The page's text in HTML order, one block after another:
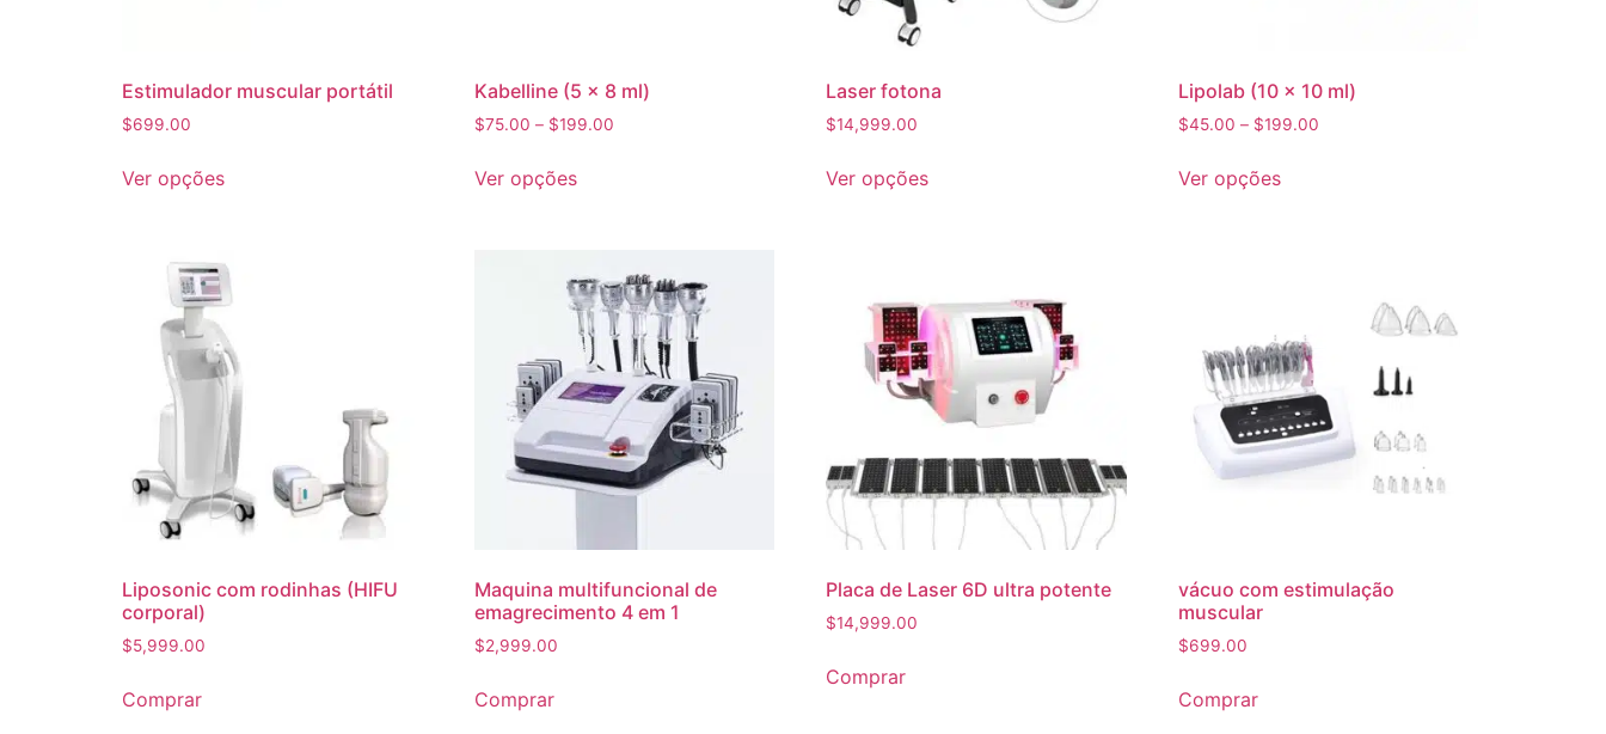
Estimulador muscular portátil
$699.00
Ver opções
Kabelline (5 x 8 ml)
$75.00 – $199.00
Ver opções
Laser fotona
$14,999.00
Ver opções
Lipolab (10 x 10 ml)
$45.00 – $199.00
Ver opções
Liposonic com rodinhas (HIFU
corporal)
$5,999.00
Comprar
Maquina multifuncional de
emagrecimento 4 em 1
$2,999.00
Comprar
Placa de Laser 6D ultra potente
$14,999.00
Comprar
vácuo com estimulação
muscular
$699.00
Comprar